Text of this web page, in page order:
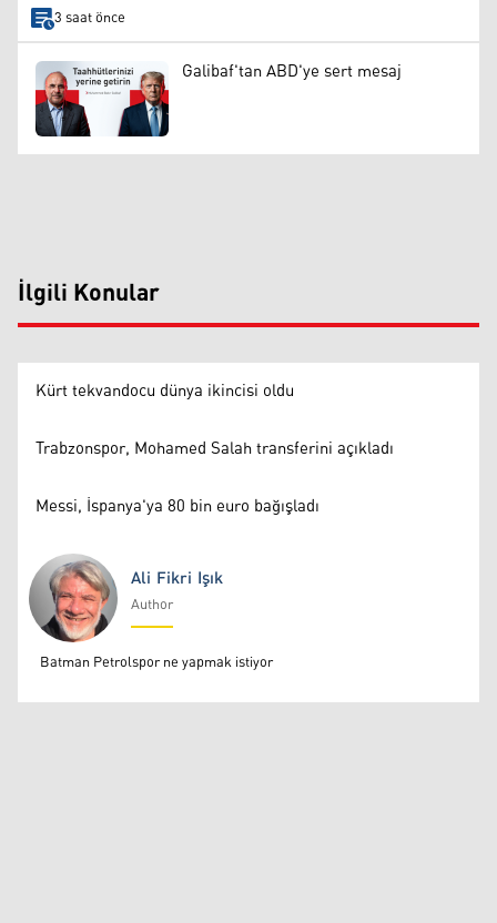
3 saat önce
Galibaf'tan ABD'ye sert mesaj
İlgili Konular
Kürt tekvandocu dünya ikincisi oldu
Trabzonspor, Mohamed Salah transferini açıkladı
Messi, İspanya'ya 80 bin euro bağışladı
Ali Fikri Işık
Ali Fikri Işık
Author
Batman Petrolspor ne yapmak istiyor